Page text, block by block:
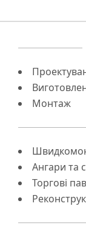
Монтаж
Ангари та
Торгові